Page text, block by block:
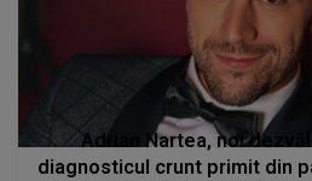
Adrian Nartea, noi
diagnosticul crunt primit din